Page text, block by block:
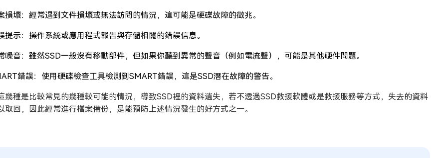
損壞：經常遇到文件損壞或無法訪問的情況，這可能是硬碟故障的徵兆。
提示：操作系統或應用程式報告與存儲相關的錯誤信息。
噪音：雖然SSD一般沒有移動部件，但如果你聽到異常的聲音（例如電流聲），可能是其他硬件問題。
錯誤：使用硬碟檢查工具檢測到SMART錯誤，這是SSD潛在故障的警告。
幾種是比較常見的幾種較可能的情況，導致SSD裡的資料遺失，若不透過SSD救援軟體或是救援服務等方式，失去的資料
取回，因此經常進行檔案備份，是能預防上述情況發生的好方式之一。